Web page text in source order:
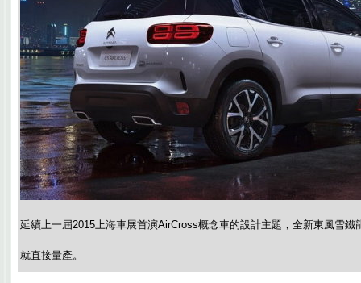
延續上一屆2015上海車展首演AirCross概念車的設計主題，全新東風雪鐵
就直接量產。